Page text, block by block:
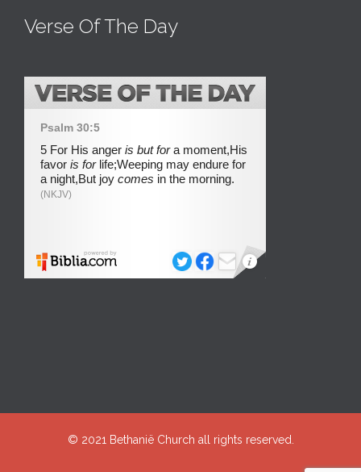
Verse Of The Day
© 2021 Bethanië Church all rights reserved.